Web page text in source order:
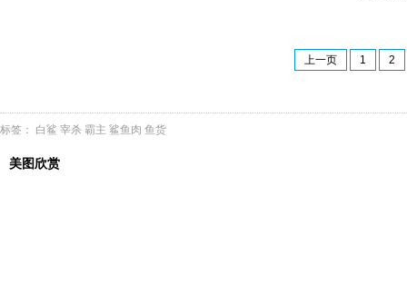
上一页 1 2
标签： 白鲨 宰杀 霸主 鲨鱼肉 鱼货
美图欣赏